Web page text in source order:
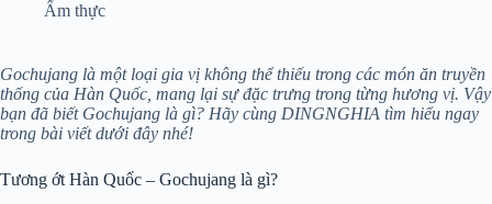
Ẩm thực
Gochujang là một loại gia vị không thể thiếu trong các món ăn truyền
thống của Hàn Quốc, mang lại sự đặc trưng trong từng hương vị. Vậy
bạn đã biết Gochujang là gì? Hãy cùng DINGNGHIA tìm hiểu ngay
trong bài viết dưới đây nhé!
Tương ớt Hàn Quốc – Gochujang là gì?